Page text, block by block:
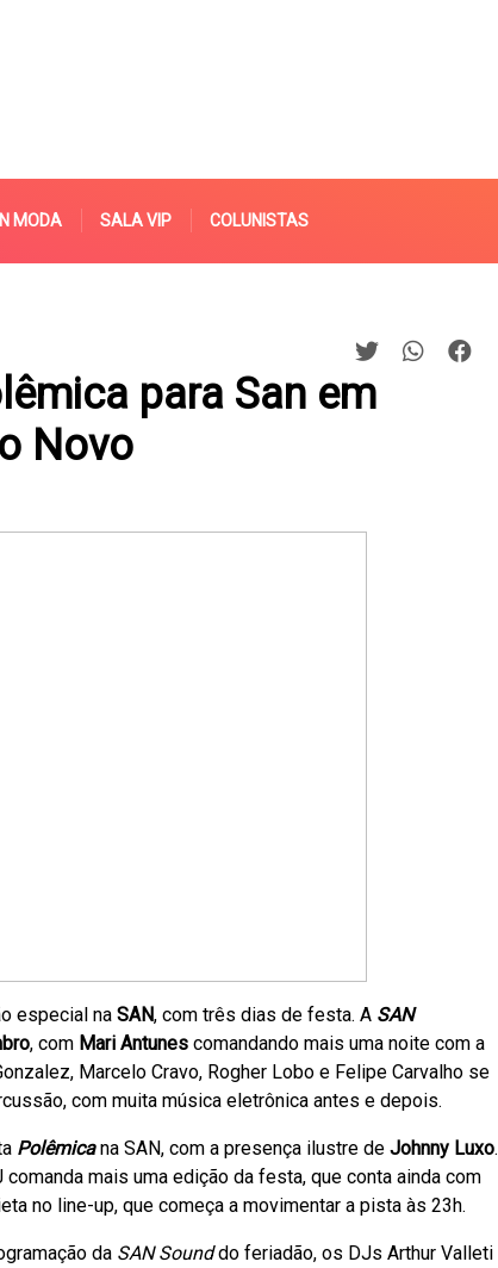
IN MODA SALA VIP COLUNISTAS
para San em
Novo
especial na SAN, com três dias de festa. A SAN
, com Mari Antunes comandando mais uma noite com a
Marcelo Cravo, Rogher Lobo e Felipe Carvalho se
com muita música eletrônica antes e depois.
Polêmicana SAN, com a presença ilustre de Johnny Luxo.
mais uma edição da festa, que conta ainda com
no line-up, que começa a movimentar a pista às 23h.
da SAN Sounddo feriadão, os DJs Arthur Valleti